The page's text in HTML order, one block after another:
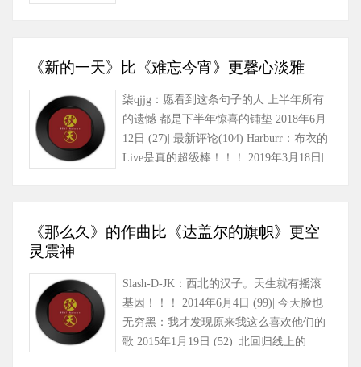
《新的一天》比《难忘今宵》更馨心淡雅
柒qjjg：愿看到这条句子的人 上半年所有
的遗憾 都是下半年惊喜的铺垫 2018年6月
12日 (27)| 最新评论(104) Harburr：布衣的
Live是真的超级棒！！！ 2019年3月18日|
《那么久》的作曲比《达盖尔的旗帜》更空
灵震神
Slash-D-JK：西北的汉子。天生就有摇滚
基因！！！ 2014年6月4日 (99)| 今天脸也
无穷黑：我才发现原来我这么喜欢他们的
歌 2015年1月19日 (52)| 北回归线上的